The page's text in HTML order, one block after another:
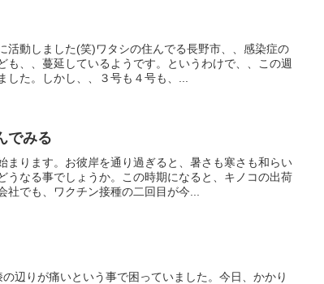
活動しました(笑)ワタシの住んでる長野市、、感染症の
も、、蔓延しているようです。というわけで、、この週
た。しかし、、３号も４号も、...
でみる
まります。お彼岸を通り過ぎると、暑さも寒さも和らい
うなる事でしょうか。この時期になると、キノコの出荷
でも、ワクチン接種の二回目が今...
辺りが痛いという事で困っていました。今日、かかり